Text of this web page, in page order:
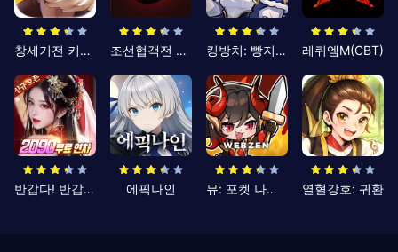
창세기전 키우기 조선협객전 클래식 킹방치: 빵지의 제왕 레퀴엠M(CBT)
반갑다! 반갑삼국지 에픽나인 뮤: 포켓 나이츠 열혈강호: 귀환